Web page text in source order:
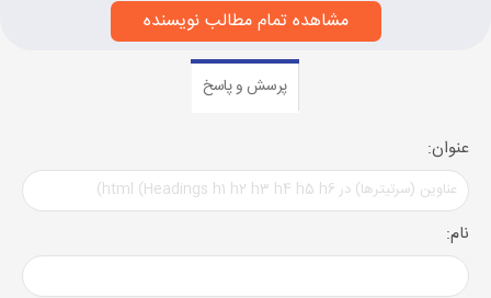
مشاهده تمام مطالب نویسنده
پرسش و پاسخ
عنوان:
نام: